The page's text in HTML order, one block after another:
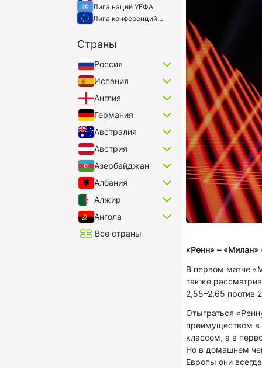
Лига наций УЕФА
Лига конференций УЕФА
Страны
Россия
Испания
Англия
Германия
Австралия
Австрия
Азербайджан
Албания
Алжир
Ангола
Все страны
«Ренн» – «Милан»
В первом матче
также
2,55–2,65 против
Отыграться
преимуществом в
классом, а в
Но в домашнем
Европы они